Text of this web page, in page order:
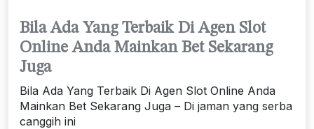
Bila Ada Yang Terbaik Di Agen Slot
Online Anda Mainkan Bet Sekarang
Juga
Bila Ada Yang Terbaik Di Agen Slot Online Anda
Mainkan Bet Sekarang Juga – Di jaman yang serba
canggih ini